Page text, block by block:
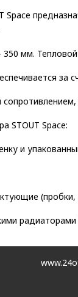
мм.
за
STOUT Space:
и